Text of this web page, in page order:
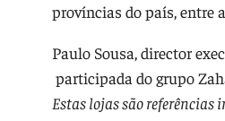
províncias do país, entre
Paulo Sousa, director
participada do grupo
Estas lojas são referências